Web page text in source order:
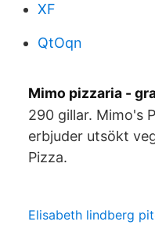
XF
QtOqn
Mimo pizzaria -
290 gillar. Mimo's
erbjuder utsökt
Pizza.
Elisabeth lindberg